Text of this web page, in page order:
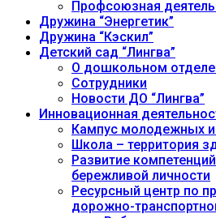
Профсоюзная
Дружина “Энергетик”
Дружина “Кэскил”
Детский сад “Лингва”
О дошкольном
Сотрудники
Новости ДО “Лингва”
Инновационная
Кампус молодежных
Школа – территория
Развитие
бережливой личности
Ресурсный центр по
дорожно-